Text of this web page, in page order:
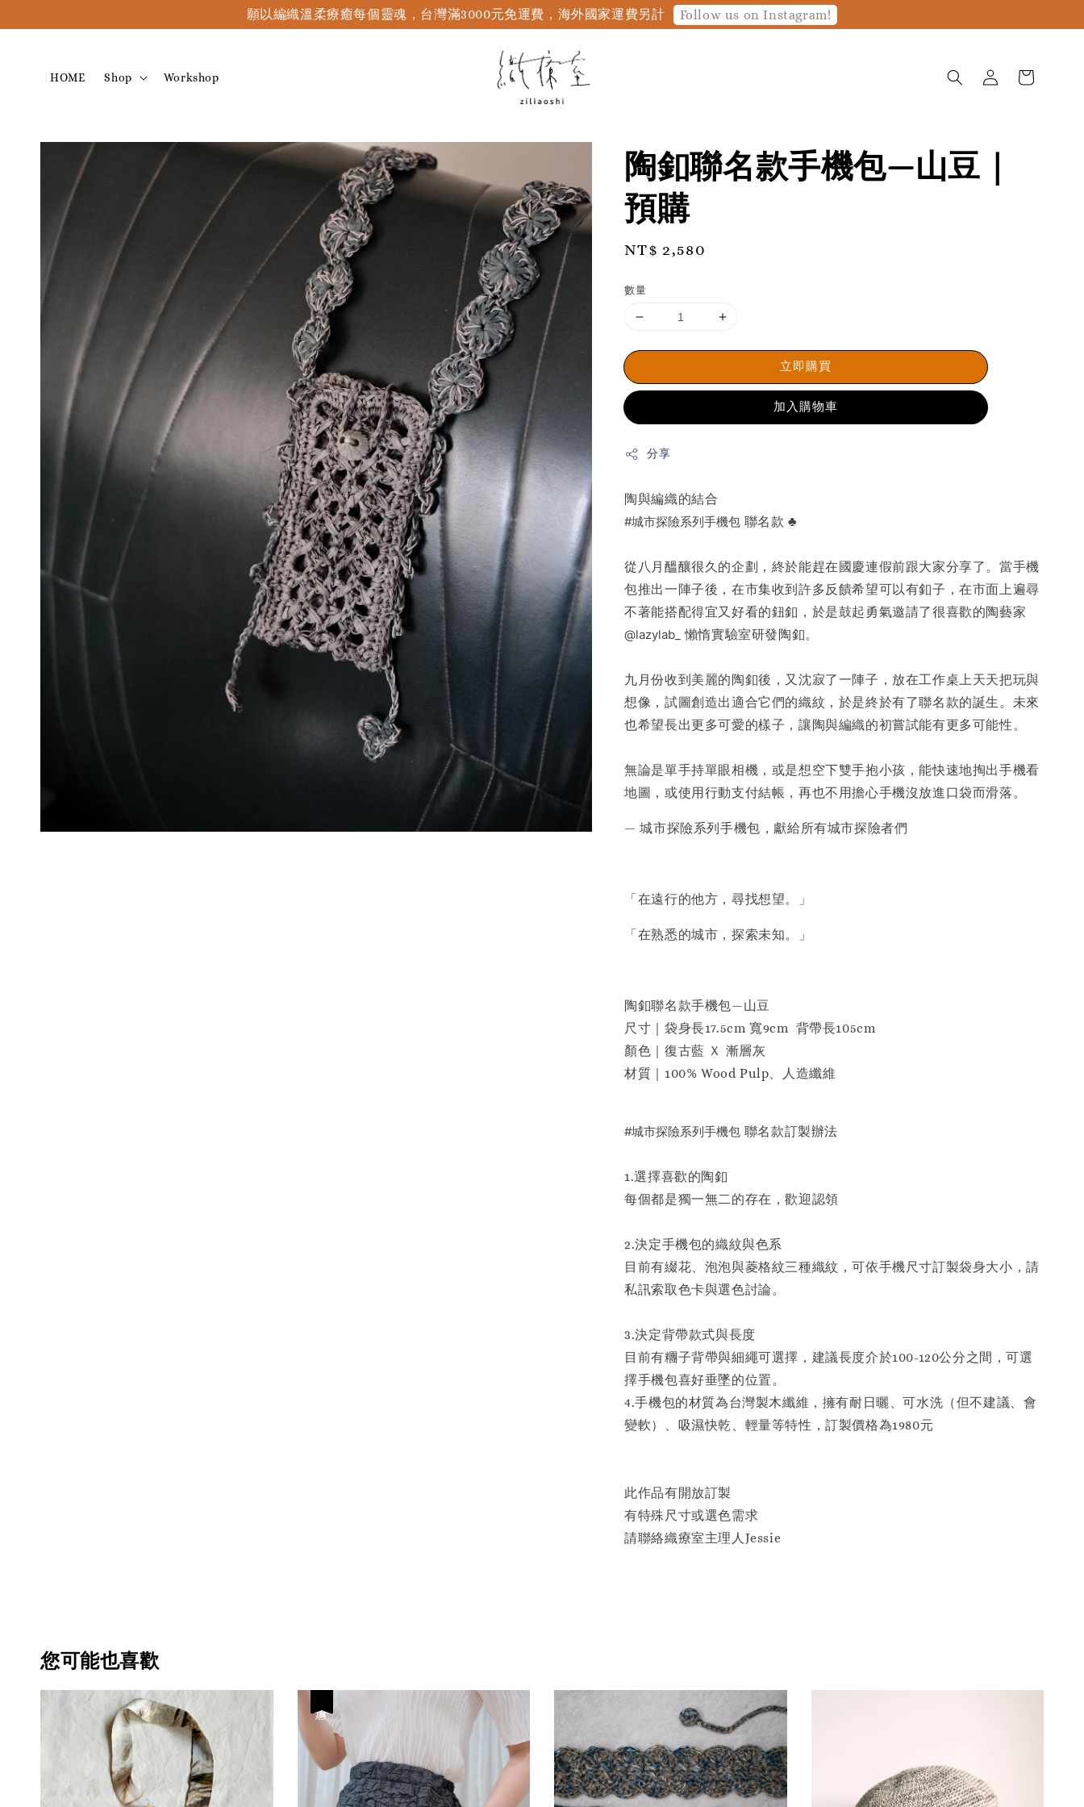
願以編織溫柔療癒每個靈魂，台灣滿3000元免運費，海外國家運費另計 Follow us on Instagram!
HOME Shop Workshop
陶釦聯名款手機包—山豆｜
預購
Regular
NT$ 2,580
數量
立即購買
加入購物車
分享
陶與編織的結合
#城市探險系列手機包 聯名款 ♣
從八月醞釀很久的企劃，終於能趕在國慶連假前跟大家分享了。當手機
包推出一陣子後，在市集收到許多反饋希望可以有釦子，在市面上遍尋
不著能搭配得宜又好看的鈕釦，於是鼓起勇氣邀請了很喜歡的陶藝家
@lazylab_ 懶惰實驗室研發陶釦。
九月份收到美麗的陶釦後，又沈寂了一陣子，放在工作桌上天天把玩與
想像，試圖創造出適合它們的織紋，於是終於有了聯名款的誕生。未來
也希望長出更多可愛的樣子，讓陶與編織的初嘗試能有更多可能性。
無論是單手持單眼相機，或是想空下雙手抱小孩，能快速地掏出手機看
地圖，或使用行動支付結帳，再也不用擔心手機沒放進口袋而滑落。
— 城市探險系列手機包，獻給所有城市探險者們
「在遠行的他方，尋找想望。」
「在熟悉的城市，探索未知。」
陶釦聯名款手機包—山豆
尺寸｜袋身長17.5cm 寬9cm 背帶長105cm
顏色｜復古藍 Ｘ 漸層灰
材質｜100% Wood Pulp、人造纖維
#城市探險系列手機包 聯名款訂製辦法
1.選擇喜歡的陶釦
每個都是獨一無二的存在，歡迎認領
2.決定手機包的織紋與色系
目前有綴花、泡泡與菱格紋三種織紋，可依手機尺寸訂製袋身大小，請
私訊索取色卡與選色討論。
3.決定背帶款式與長度
目前有糰子背帶與細繩可選擇，建議長度介於100-120公分之間，可選
擇手機包喜好垂墜的位置。
4.手機包的材質為台灣製木纖維，擁有耐日曬、可水洗（但不建議、會
變軟）、吸濕快乾、輕量等特性，訂製價格為1980元
此作品有開放訂製
有特殊尺寸或選色需求
請聯絡織療室主理人Jessie
您可能也喜歡